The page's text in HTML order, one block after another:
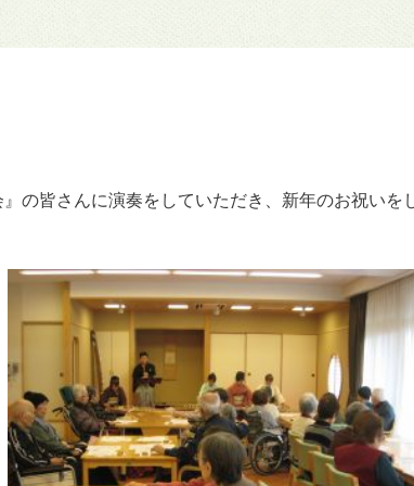
の皆さんに演奏をしていただき、新年のお祝いを